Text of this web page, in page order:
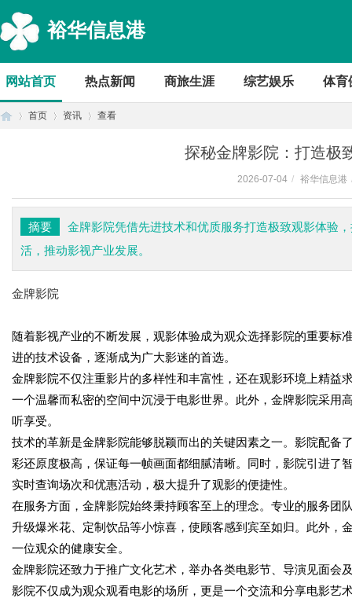
裕华信息港
网站首页 热点新闻 商旅生涯 综艺娱乐 体育
首页 资讯 查看
探秘金牌影院：打造极
2026-07-04 / 裕华信息港
摘要
金牌影院凭借先进技术和优质服务打造极致观影体验
活，推动影视产业发展。
金牌影院
随着影视产业的不断发展，观影体验成为观众选择影院的重要标
进的技术设备，逐渐成为广大影迷的首选。
金牌影院不仅注重影片的多样性和丰富性，还在观影环境上精益
一个温馨而私密的空间中沉浸于电影世界。此外，金牌影院采用
听享受。
技术的革新是金牌影院能够脱颖而出的关键因素之一。影院配备
彩还原度极高，保证每一帧画面都细腻清晰。同时，影院引进了
实时查询场次和优惠活动，极大提升了观影的便捷性。
在服务方面，金牌影院始终秉持顾客至上的理念。专业的服务团
升级爆米花、定制饮品等小惊喜，使顾客感到宾至如归。此外
一位观众的健康安全。
金牌影院还致力于推广文化艺术，举办各类电影节、导演见面会
影院不仅成为观众观看电影的场所，更是一个交流和分享电影艺